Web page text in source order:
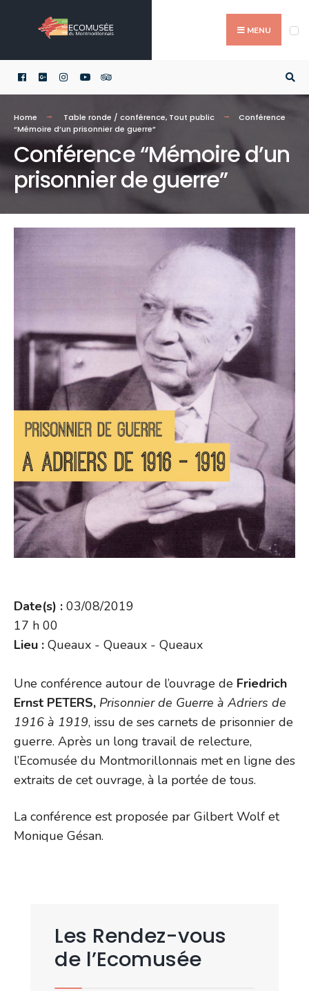
MENU
Home Table ronde / conférence, Tout public
Conférence
“Mémoire d’un prisonnier de guerre”
Conférence “Mémoire d’un
prisonnier de guerre”
Date(s) : 03/08/2019
17 h 00
Lieu : Queaux - Queaux - Queaux
Une conférence autour de l’ouvrage de Friedrich
Ernst PETERS, Prisonnier de Guerre à Adriers de
1916 à 1919, issu de ses carnets de prisonnier de
guerre. Après un long travail de relecture,
l’Ecomusée du Montmorillonnais met en ligne des
extraits de cet ouvrage, à la portée de tous.
La conférence est proposée par Gilbert Wolf et
Monique Gésan.
Les Rendez-vous
de l’Ecomusée
for: